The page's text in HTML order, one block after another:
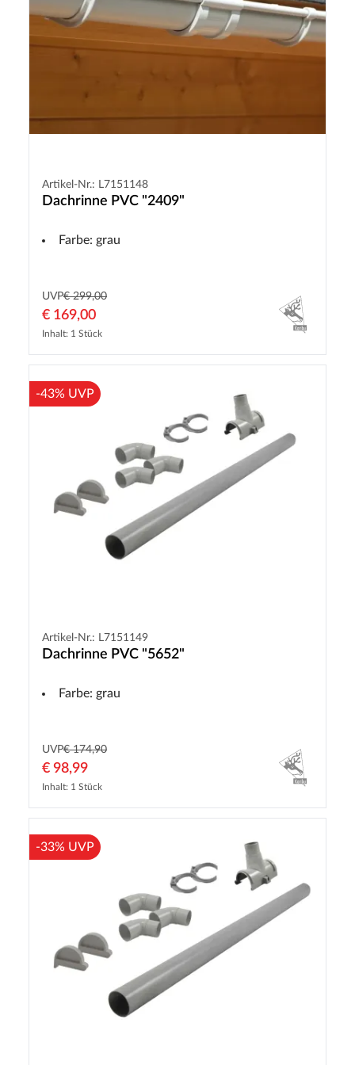
Artikel-Nr.: L7151148
Dachrinne PVC "2409"
Farbe: grau
UVP€ 299,00
€ 169,00
Inhalt: 1 Stück
-43% UVP
Artikel-Nr.: L7151149
Dachrinne PVC "5652"
Farbe: grau
UVP€ 174,90
€ 98,99
Inhalt: 1 Stück
-33% UVP